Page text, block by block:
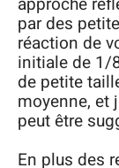
par des
réaction de
initiale de 1/
de petite
moyenne, et
peut être
En plus des